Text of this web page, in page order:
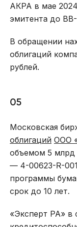
АКРА в мае
эмитента до
В обращении
облигаций
рублей.
05
Московская
облигаций ООО
объемом 5 млрд
— 4-00623-R-
программы
срок до 10 лет.
«Эксперт РА» в